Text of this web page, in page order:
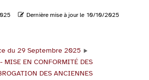
Dernière mise à jour le 10/10/2025
du 29 Septembre 2025
MISE EN CONFORMITÉ DES
DES ANCIENNES